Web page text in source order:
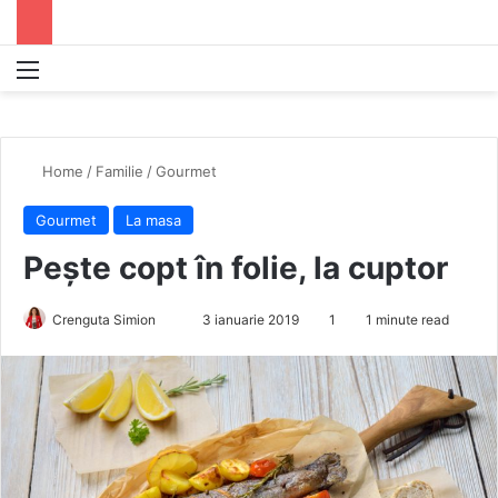
Home / Familie /Gourmet
Gourmet La masa
Pește copt în folie, la cuptor
Crenguta Simion
d
a
n
e
3 ianuarie 2019 1 1 minute read